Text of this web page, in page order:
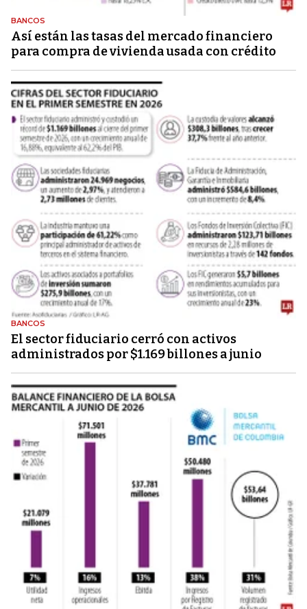
BANCOS
Así están las tasas del mercado financiero
para compra de vivienda usada con crédito
BANCOS
El sector fiduciario cerró con activos
administrados por $1.169 billones a junio